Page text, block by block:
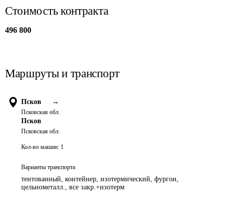
Стоимость контракта
496 800
Маршруты и транспорт
Псков →
Псковская обл.
Псков
Псковская обл.
Кол-во машин: 1
Варианты транспорта
тентованный, контейнер, изотермический, фургон,
цельнометалл., все закр.+изотерм